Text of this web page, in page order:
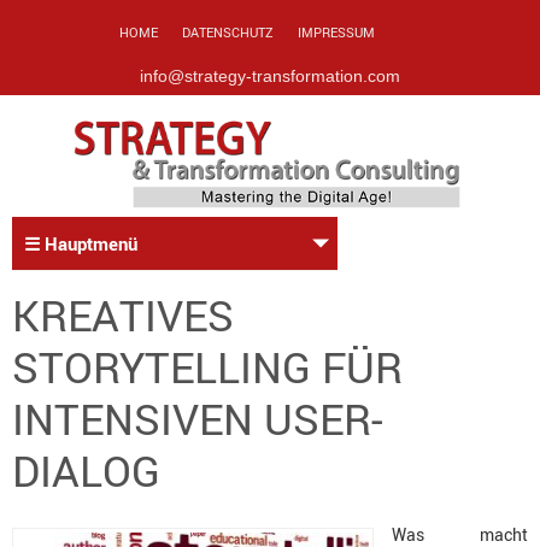
HOME DATENSCHUTZ IMPRESSUM
info@strategy-transformation.com
☰ Hauptmenü
KREATIVES
STORYTELLING FÜR
INTENSIVEN USER-
DIALOG
Was macht